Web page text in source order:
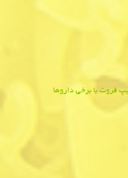
فروت با برخی داروها